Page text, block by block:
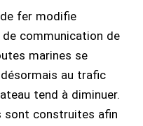
fer modifie
communication de
marines se
au trafic
tend à diminuer.
sont construites afin